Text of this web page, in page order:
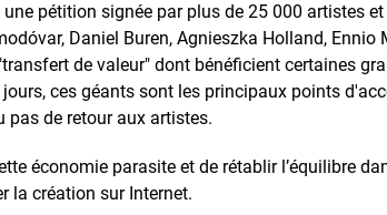
pétition signée par plus de 25 000 artistes
Daniel Buren, Agnieszka Holland, Ennio
de valeur" dont bénéficient certaines
ces géants sont les principaux points
pas de retour aux artistes.
économie parasite et de rétablir l’équilibre
la création sur Internet.